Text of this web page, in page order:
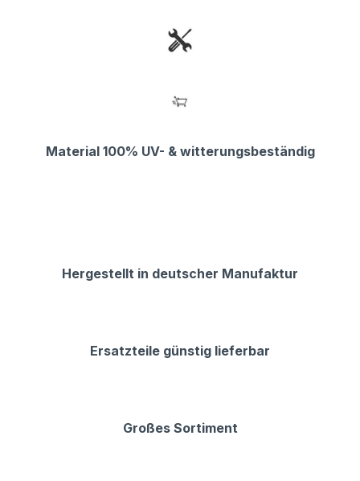
Material 100% UV- & witterungsbeständig
Hergestellt in deutscher Manufaktur
Ersatzteile günstig lieferbar
Großes Sortiment